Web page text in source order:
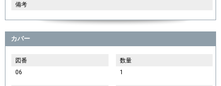
備考
カバー
図番
06
数量
1